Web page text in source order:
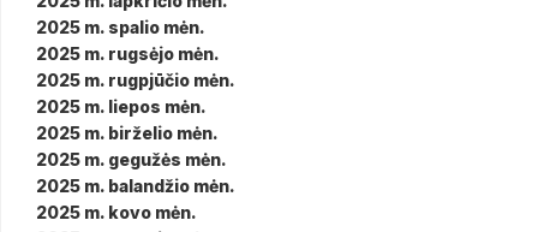
2025 m. spalio mėn.
2025 m. rugsėjo mėn.
2025 m. rugpjūčio mėn.
2025 m. liepos mėn.
2025 m. birželio mėn.
2025 m. gegužės mėn.
2025 m. balandžio mėn.
2025 m. kovo mėn.